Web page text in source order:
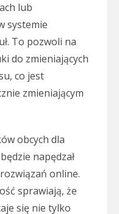
lub
systemie
To pozwoli na
do zmieniających
co jest
zmieniającym
obcych dla
napędzał
online.
sprawiają, że
się nie tylko